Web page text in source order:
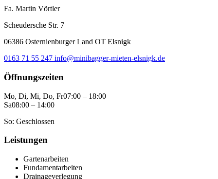
Fa. Martin Vörtler
Scheudersche Str. 7
06386 Osternienburger Land OT Elsnigk
0163 71 55 247 info@minibagger-mieten-elsnigk.de
Öffnungszeiten
Mo, Di, Mi, Do, Fr07:00 – 18:00
Sa08:00 – 14:00
So: Geschlossen
Leistungen
Gartenarbeiten
Fundamentarbeiten
Drainageverlegung